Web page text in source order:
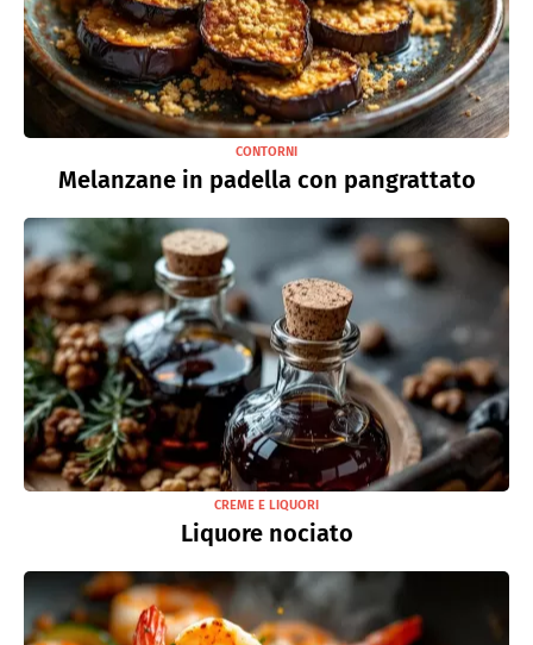
CONTORNI
Melanzane in padella con pangrattato
CREME E LIQUORI
Liquore nociato